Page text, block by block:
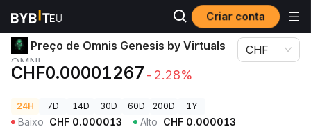
Criar conta
Preços de Criptomoedas Preço de Omnis Genesis by Virtuals OMNI
Preço de Omnis Genesis by Virtuals
OMNI
CHF0.00001267 -2.28%
CHF
24H 7D 14D 30D 60D 200D 1Y
Baixo CHF 0.000013 Alto CHF 0.000013